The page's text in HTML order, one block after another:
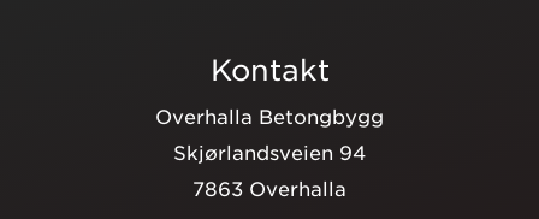
Kontakt
Overhalla Betongbygg
Skjørlandsveien 94
7863 Overhalla